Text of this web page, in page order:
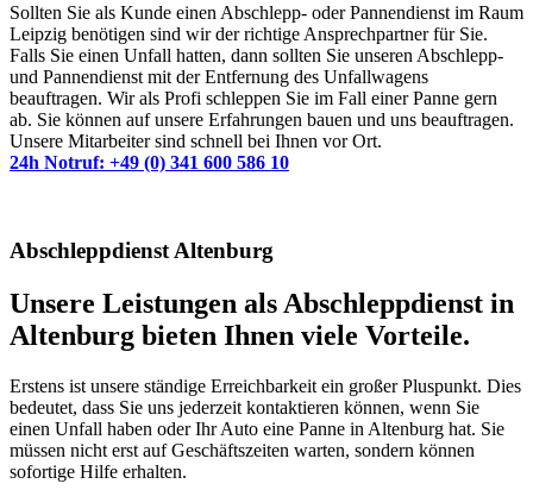
Sollten Sie als Kunde einen Abschlepp- oder Pannendienst im Raum
Leipzig benötigen sind wir der richtige Ansprechpartner für Sie.
Falls Sie einen Unfall hatten, dann sollten Sie unseren Abschlepp-
und Pannendienst mit der Entfernung des Unfallwagens
beauftragen. Wir als Profi schleppen Sie im Fall einer Panne gern
ab. Sie können auf unsere Erfahrungen bauen und uns beauftragen.
Unsere Mitarbeiter sind schnell bei Ihnen vor Ort.
24h Notruf: +49 (0) 341 600 586 10
Abschleppdienst Altenburg
Unsere Leistungen als Abschleppdienst in
Altenburg bieten Ihnen viele Vorteile.
Erstens ist unsere ständige Erreichbarkeit ein großer Pluspunkt. Dies
bedeutet, dass Sie uns jederzeit kontaktieren können, wenn Sie
einen Unfall haben oder Ihr Auto eine Panne in Altenburg hat. Sie
müssen nicht erst auf Geschäftszeiten warten, sondern können
sofortige Hilfe erhalten.